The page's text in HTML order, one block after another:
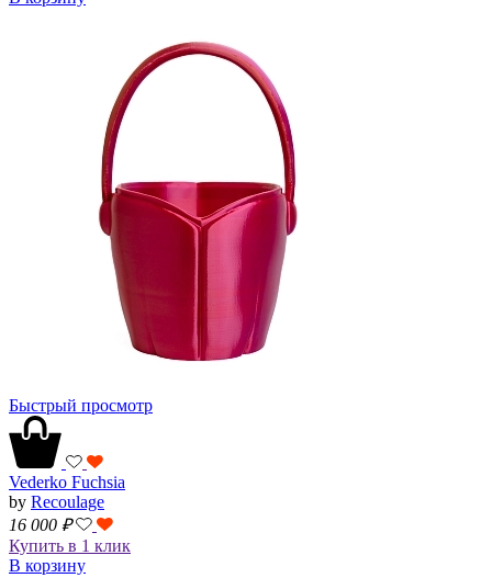
Быстрый просмотр
Vederko Fuchsia
by Recoulage
16 000 ₽
Купить в 1 клик
В корзину